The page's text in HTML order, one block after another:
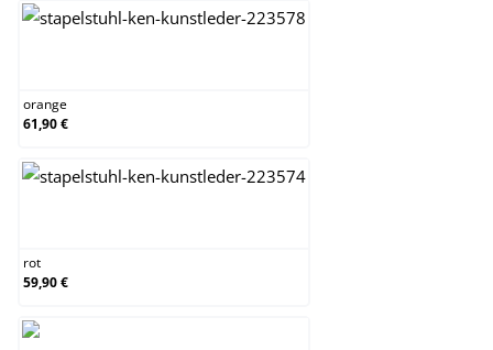
orange
61,90 €
rot
59,90 €